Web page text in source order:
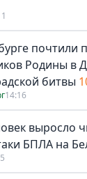
почтили
Родины в
битвы
14:16
выросло
БПЛА на